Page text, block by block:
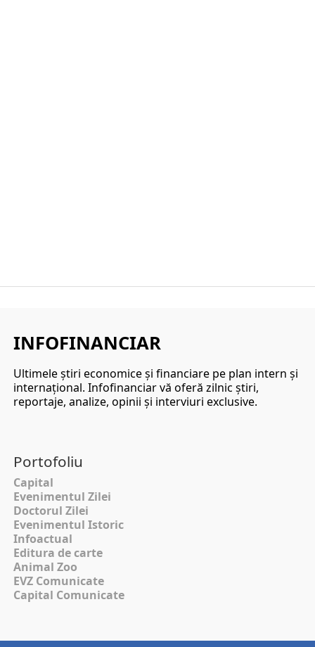
INFOFINANCIAR
Ultimele ştiri economice şi financiare pe plan intern şi
internaţional. Infofinanciar vă oferă zilnic ştiri,
reportaje, analize, opinii şi interviuri exclusive.
Portofoliu
Capital
Evenimentul Zilei
Doctorul Zilei
Evenimentul Istoric
Infoactual
Editura de carte
Animal Zoo
EVZ Comunicate
Capital Comunicate